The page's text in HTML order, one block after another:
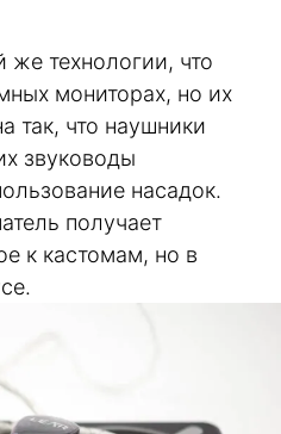
же технологии, что
мониторах, но их
так, что наушники
звуководы
насадок.
получает
к кастомам, но в